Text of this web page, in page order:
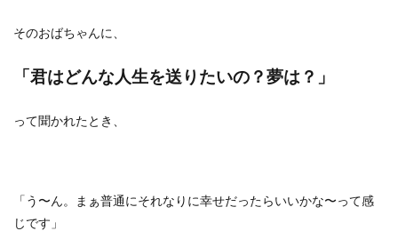
そのおばちゃんに、
「君はどんな人生を送りたいの？夢は？」
って聞かれたとき、
「う〜ん。まぁ普通にそれなりに幸せだったらいいかな〜って感
じです」